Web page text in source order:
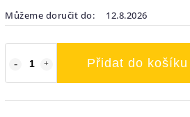
Můžeme doručit do:
12.8.2026
Přidat do košíku